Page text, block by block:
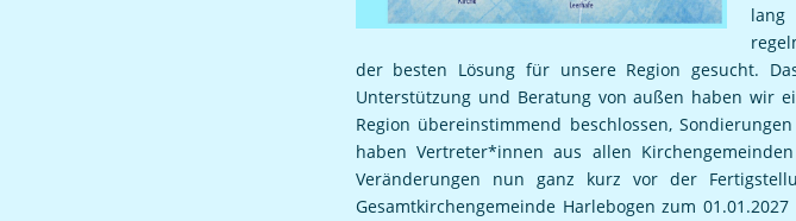
lang
der besten Lösung für unsere Region gesucht.
Unterstützung und Beratung von außen haben wir
Region übereinstimmend beschlossen,
haben Vertreter*innen aus allen
Veränderungen nun ganz kurz vor der
Gesamtkirchengemeinde Harlebogen zum